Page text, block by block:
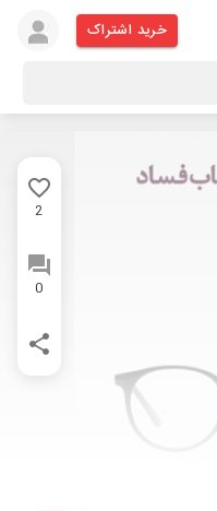
خرید اشتراک
2
0